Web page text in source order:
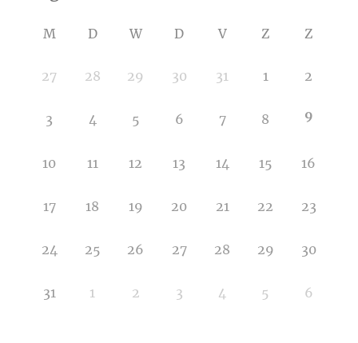
M D W D V Z Z
27 28 29 30 31 1 2
3 4 5 6 7 8 9
10 11 12 13 14 15 16
17 18 19 20 21 22 23
24 25 26 27 28 29 30
31 1 2 3 4 5 6